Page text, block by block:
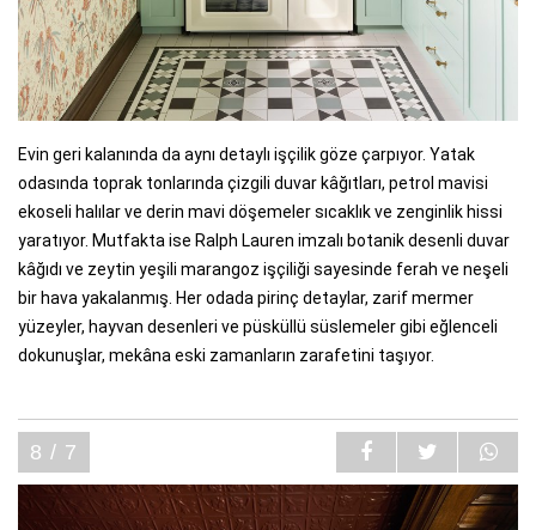
Evin geri kalanında da aynı detaylı işçilik göze çarpıyor. Yatak
odasında toprak tonlarında çizgili duvar kâğıtları, petrol mavisi
ekoseli halılar ve derin mavi döşemeler sıcaklık ve zenginlik hissi
yaratıyor. Mutfakta ise Ralph Lauren imzalı botanik desenli duvar
kâğıdı ve zeytin yeşili marangoz işçiliği sayesinde ferah ve neşeli
bir hava yakalanmış. Her odada pirinç detaylar, zarif mermer
yüzeyler, hayvan desenleri ve püsküllü süslemeler gibi eğlenceli
dokunuşlar, mekâna eski zamanların zarafetini taşıyor.
8 / 7